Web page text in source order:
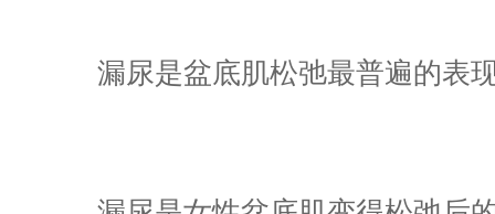
漏尿是盆底肌松弛最普遍的表